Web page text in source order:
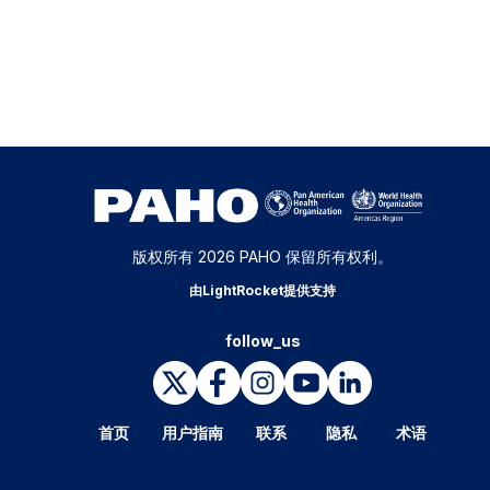
版权所有 2026 PAHO 保留所有权利。
由LightRocket提供支持
follow_us
首页 用户指南 联系 隐私 术语